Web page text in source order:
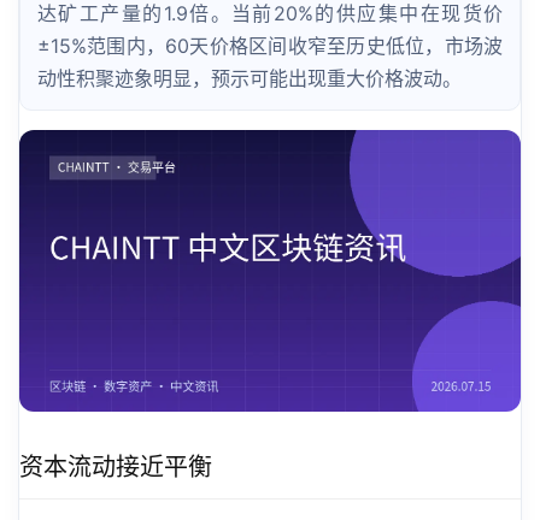
达矿工产量的1.9倍。当前20%的供应集中在现货价
±15%范围内，60天价格区间收窄至历史低位，市场波
动性积聚迹象明显，预示可能出现重大价格波动。
资本流动接近平衡